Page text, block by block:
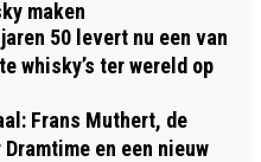
maken
50 levert nu een van
whisky’s ter wereld op
Frans Muthert, de
en een nieuw